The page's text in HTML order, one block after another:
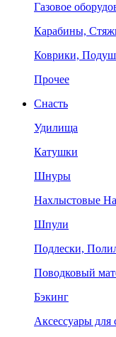
Газовое
Карабины,
Коврики,
Прочее
Снасть
Удилища
Катушки
Шнуры
Нахлыстовые
Шпули
Подлески,
Поводковый
Бэкинг
Аксессуары для